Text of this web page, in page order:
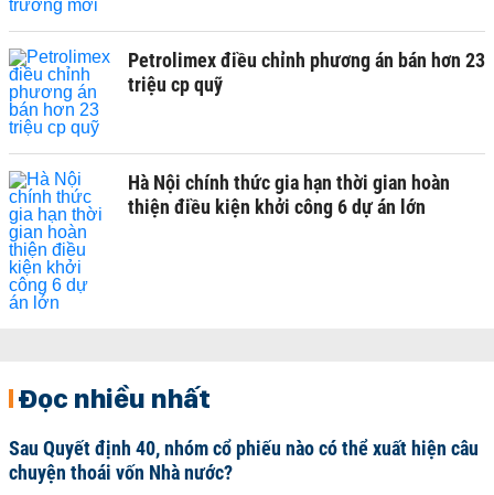
Petrolimex điều chỉnh phương án bán hơn 23
triệu cp quỹ
Hà Nội chính thức gia hạn thời gian hoàn
thiện điều kiện khởi công 6 dự án lớn
Đọc nhiều nhất
Sau Quyết định 40, nhóm cổ phiếu nào có thể xuất hiện câu
chuyện thoái vốn Nhà nước?